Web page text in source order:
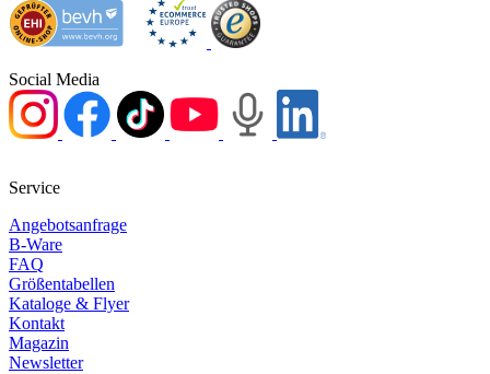
Social Media
Service
Angebotsanfrage
B-Ware
FAQ
Größentabellen
Kataloge & Flyer
Kontakt
Magazin
Newsletter